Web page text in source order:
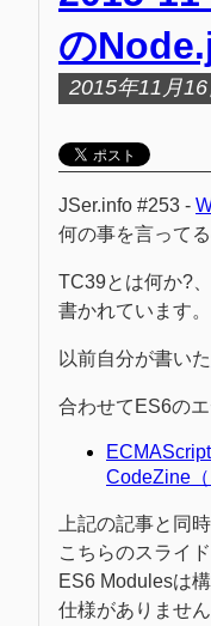
の
2015年11月
JSer.info #253 -
何の事を言って
TC39とは何か?
書かれています。
以前自分が書いた
合わせてES6の
CodeZine（
上記の記事と同
こちらのスライ
ES6 Modulesは
仕様がありません